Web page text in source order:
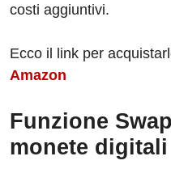
costi aggiuntivi.
Ecco il link per
Amazon
Funzione
monete digitali